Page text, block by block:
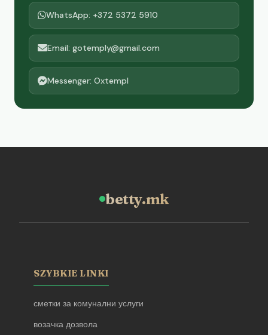
WhatsApp: +372 5372 5910
Email: gotemply@gmail.com
Messenger: Oxtempl
betty.mk
SZYBKIE LINKI
сметки за комунални услуги
возачка дозвола